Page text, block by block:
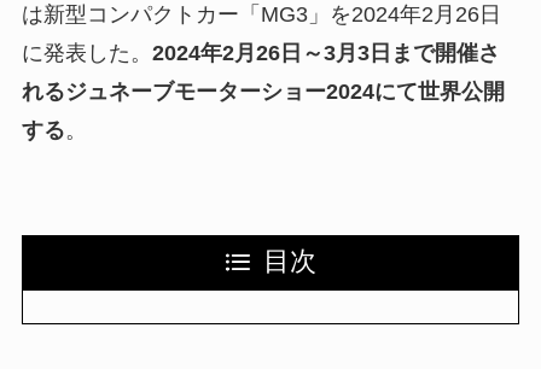
は新型コンパクトカー「MG3」を2024年2月26日
に発表した。 2024年2月26日～3月3日まで開催さ
れるジュネーブモーターショー2024にて世界公開
する。
目次